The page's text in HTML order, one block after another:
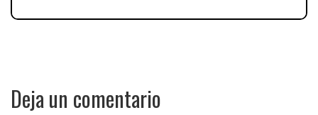
Deja un comentario